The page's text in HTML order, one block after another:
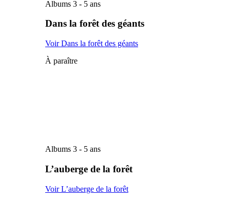
Albums 3 - 5 ans
Dans la forêt des géants
Voir Dans la forêt des géants
À paraître
Albums 3 - 5 ans
L’auberge de la forêt
Voir L’auberge de la forêt